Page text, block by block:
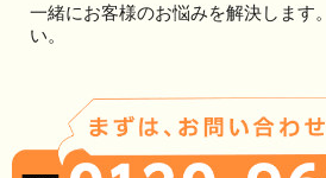
一緒にお客様のお悩みを解決します
い。